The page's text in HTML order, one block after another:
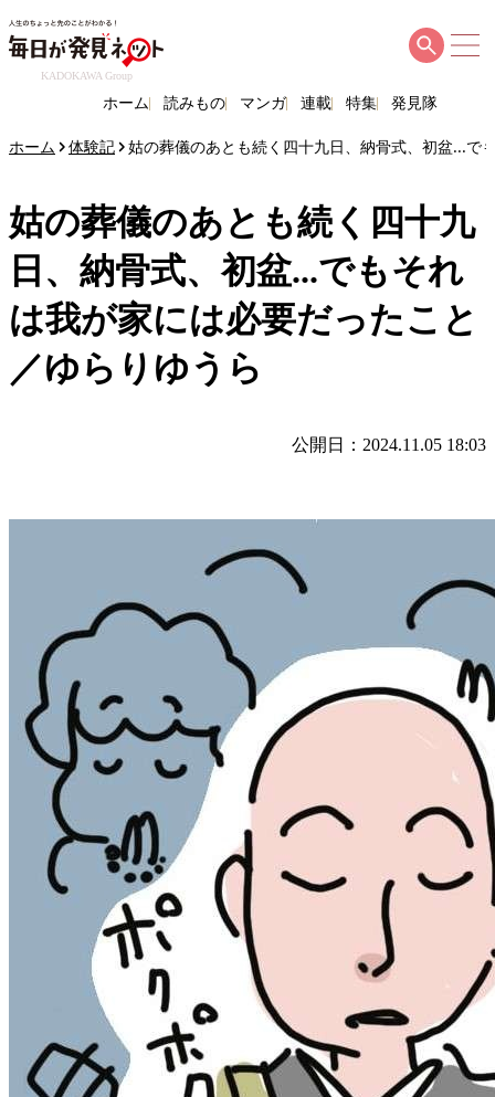
KADOKAWA Group
ホーム 読みもの マンガ 連載 特集 発見隊
ホーム 体験記 姑の葬儀のあとも続く四十九日、納骨式、初盆...で
姑の葬儀のあとも続く四十九
日、納骨式、初盆...でもそれ
は我が家には必要だったこと
／ゆらりゆうら
公開日：2024.11.05 18:03